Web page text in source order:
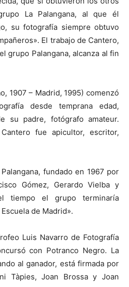
La Palangana, al que él
su fotografía siempre obtuvo
El trabajo de Cantero,
grupo Palangana, alcanza al fin
1907 – Madrid, 1995) comenzó
desde temprana edad,
su padre, fotógrafo amateur.
fue apicultor, escritor,
fundado en 1967 por
Gómez, Gerardo Vielba y
tiempo el grupo terminaría
de Madrid».
Luis Navarro de Fotografía
con Potranco Negro. La
al ganador, está firmada por
Tàpies, Joan Brossa y Joan